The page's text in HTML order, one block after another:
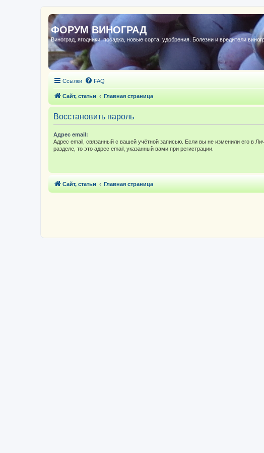
ФОРУМ ВИНОГРАД
Виноград, ягодники, посадка, новые сорта, удобрения. Болезни и вредители
Ссылки FAQ
Сайт, статьи Главная страница
Восстановить пароль
Адрес email:
Адрес email, связанный с вашей учётной записью. Если вы не изменили его в
разделе, то это адрес email, указанный вами при регистрации.
Сайт, статьи Главная страница